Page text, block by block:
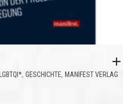
, GESCHICHTE, MANIFEST VERLAG